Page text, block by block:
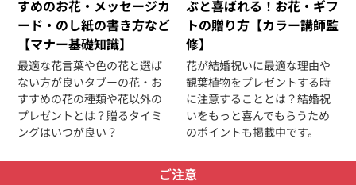
すめのお花・メッセージカ
ード・のし紙の書き方など
【マナー基礎知識】
最適な花言葉や色の花と選ば
ない方が良いタブーの花・お
すすめの花の種類や花以外の
プレゼントとは？贈るタイミ
ングはいつが良い？
ぶと喜ばれる！お花・ギフ
トの贈り方【カラー講師監
修】
花が結婚祝いに最適な理由や
観葉植物をプレゼントする時
に注意することとは？結婚祝
いをもっと喜んでもらうため
のポイントも掲載中です。
ご注意